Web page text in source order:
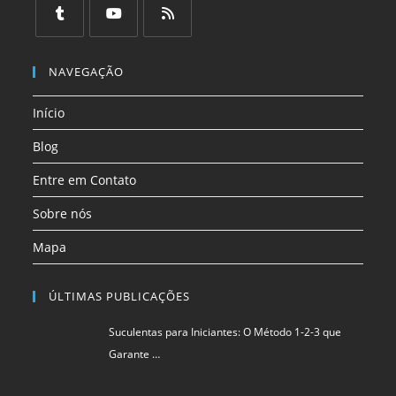
uma
aba
em
uma
aba
uma
em
nova
aba
em
aba
aba
NAVEGAÇÃO
Início
Blog
Entre em Contato
Sobre nós
Mapa
ÚLTIMAS PUBLICAÇÕES
Suculentas para Iniciantes: O Método 1-2-3 que
Garante …